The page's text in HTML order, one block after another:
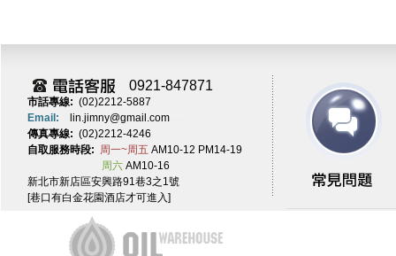
0921-847871
市話專線: (02)2212-5887
Email: lin.jimny@gmail.com
傳真專線: (02)2212-4246
自取服務時段: 周一~周五 AM10-12 PM14-19
周六 AM10-16
新北市新店區安興路91巷3之1號
[巷口有白金花園酒店才可進入]